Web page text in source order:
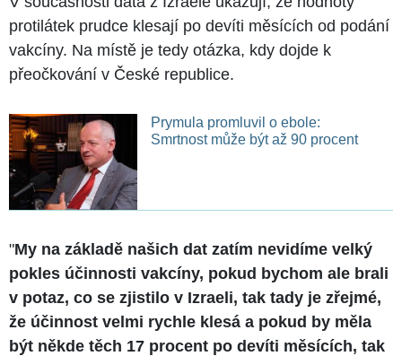
protilátek prudce klesají po devíti měsících od podání
vakcíny. Na místě je tedy otázka, kdy dojde k
přeočkování v České republice.
Prymula promluvil o ebole:
Smrtnost může být až 90 procent
"My na základě našich dat zatím nevidíme velký
pokles účinnosti vakcíny, pokud bychom ale brali
v potaz, co se zjistilo v Izraeli, tak tady je zřejmé,
že účinnost velmi rychle klesá a pokud by měla
být někde těch 17 procent po devíti měsících, tak